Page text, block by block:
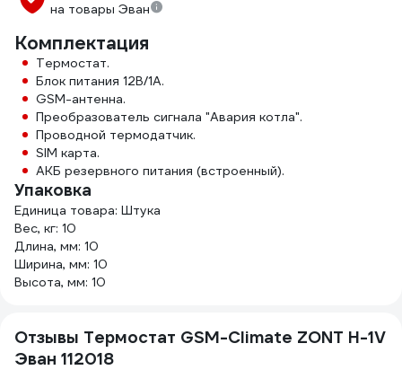
на товары Эван
Комплектация
Термостат.
Блок питания 12В/1А.
GSM-антенна.
Преобразователь сигнала "Авария котла".
Проводной термодатчик.
SIM карта.
АКБ резервного питания (встроенный).
Упаковка
Единица товара: Штука
Вес, кг: 10
Длина, мм: 10
Ширина, мм: 10
Высота, мм: 10
Отзывы Термостат GSM-Climate ZONT H-1V
Эван 112018